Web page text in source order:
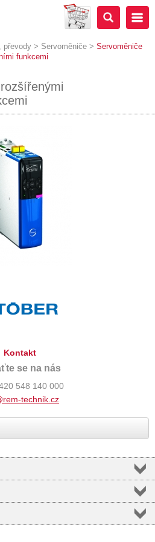
převody > Servoměniče > Servoměniče
funkcemi
Kontakt
se na nás
548 140 000
technik.cz